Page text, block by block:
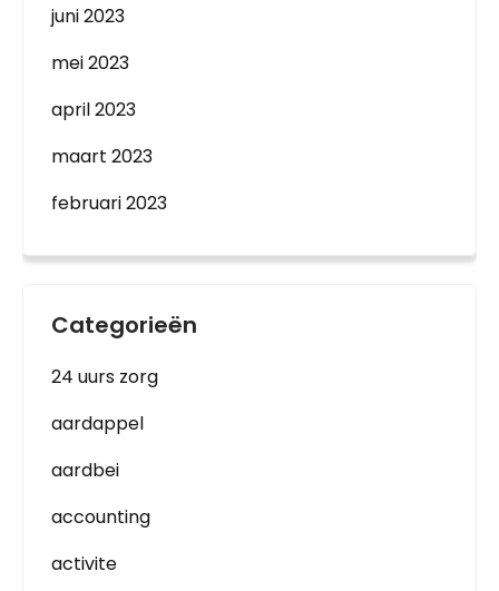
juni 2023
mei 2023
april 2023
maart 2023
februari 2023
Categorieën
24 uurs zorg
aardappel
aardbei
accounting
activite